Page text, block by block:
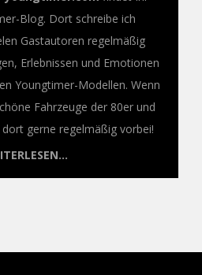
Blog. Dort schreibe ich
Gastautoren regelmäßig
Erlebnissen und Emotionen
Youngtimer-Modellen. Wenn
Fahrzeuge der 80er und
gerne regelmäßig vorbei!